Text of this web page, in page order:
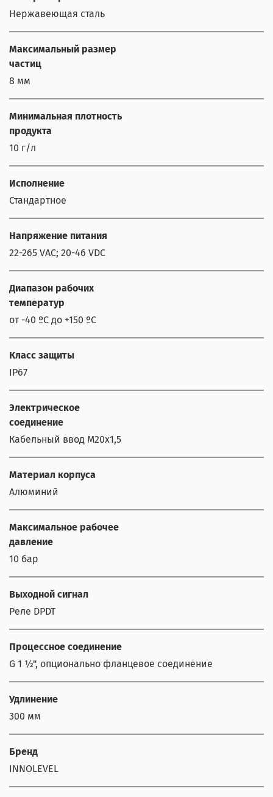
Нержавеющая сталь
Максимальный размер
частиц
8 мм
Минимальная плотность
продукта
10 г/л
Исполнение
Стандартное
Напряжение питания
22-265 VAC; 20-46 VDC
Диапазон рабочих
температур
от -40 ºС до +150 ºС
Класс защиты
IP67
Электрическое
соединение
Кабельный ввод М20х1,5
Материал корпуса
Алюминий
Максимальное рабочее
давление
10 бар
Выходной сигнал
Реле DPDT
Процессное соединение
G 1 ½", опционально фланцевое соединение
Удлинение
300 мм
Бренд
INNOLEVEL